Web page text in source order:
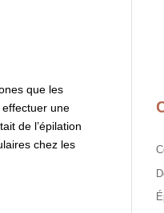
que les
une
de l’épilation
chez les